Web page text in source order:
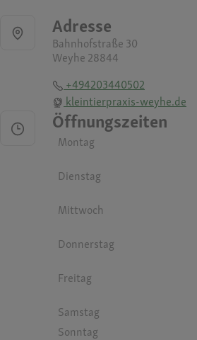
Adresse
Bahnhofstraße 30
Weyhe 28844
+494203440502
kleintierpraxis-weyhe.de
Öffnungszeiten
Montag
Dienstag
Mittwoch
Donnerstag
Freitag
Samstag
Sonntag